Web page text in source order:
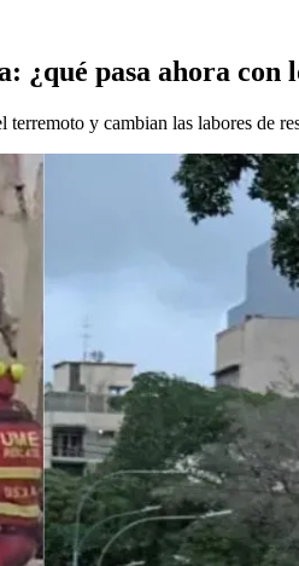
¿qué pasa ahora con
y cambian las labores de